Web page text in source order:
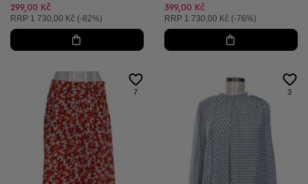
299,00 Kč
Doporučená cena:
RRP 1 730,00 Kč (-82%)
399,00 Kč
Doporučená cena:
RRP 1 730,00 Kč (-76%)
7 3